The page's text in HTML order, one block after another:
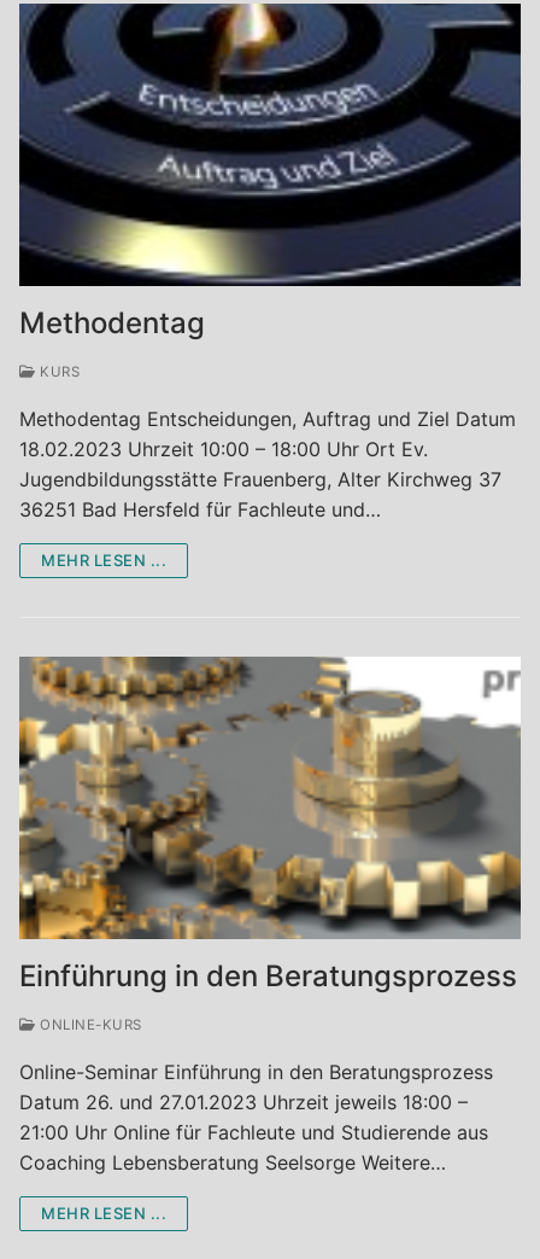
Methodentag
KURS
Methodentag Entscheidungen, Auftrag und Ziel Datum
18.02.2023 Uhrzeit 10:00 – 18:00 Uhr Ort Ev.
Jugendbildungsstätte Frauenberg, Alter Kirchweg 37
36251 Bad Hersfeld für Fachleute und…
MEHR LESEN ...
Einführung in den Beratungsprozess
ONLINE-KURS
Online-Seminar Einführung in den Beratungsprozess
Datum 26. und 27.01.2023 Uhrzeit jeweils 18:00 –
21:00 Uhr Online für Fachleute und Studierende aus
Coaching Lebensberatung Seelsorge Weitere…
MEHR LESEN ...